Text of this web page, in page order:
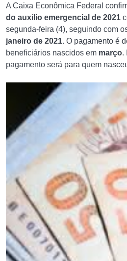
A Caixa Econômica Federal
do auxílio emergencial de 2021
segunda-feira (4), seguindo com
janeiro de 2021. O pagamento é
beneficiários nascidos em março.
pagamento será para quem